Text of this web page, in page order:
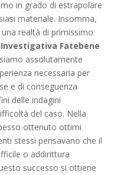
in grado di estrapolare
materiale. Insomma,
realtà di primissimo
Fatebene
assolutamente
necessaria per
e di conseguenza
delle indagini
del caso. Nella
ottenuto ottimi
stessi pensavano che il
o addirittura
successo si ottiene